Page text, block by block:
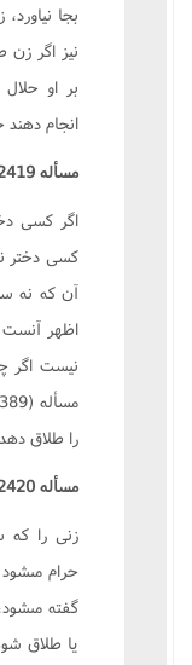
بجا
نيز اگر
بر او
انجام دهند
مسأله 2419 :
اگر کسى
کسى دختر
آن که نه
اظهر آنست
نيست اگر
را طلاق
مسأله 2420 :
زنى را که
حرام
گفته
يا طلاق